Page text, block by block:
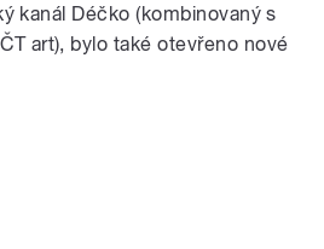
kanál Déčko (kombinovaný s
art), bylo také otevřeno nové